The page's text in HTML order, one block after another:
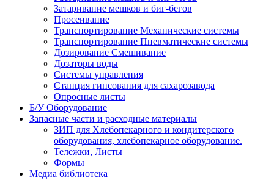
Затаривание мешков и биг-бегов
Просеивание
Транспортирование Механические системы
Транспортирование Пневматические системы
Дозирование Смешивание
Дозаторы воды
Системы управления
Станция гипсования для сахарозавода
Опросные листы
Б/У Оборудование
Запасные части и расходные материалы
ЗИП для Хлебопекарного и кондитерского
оборудования, хлебопекарное оборудование.
Тележки, Листы
Формы
Медиа библиотека